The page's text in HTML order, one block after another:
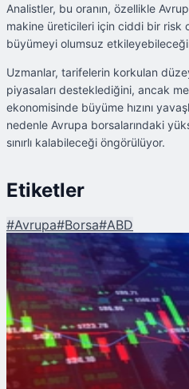
Analistler, bu oranın, özellikle
makine üreticileri için ciddi bir risk
büyümeyi olumsuz
Uzmanlar, tarifelerin korkulan
piyasaları desteklediğini, ancak
ekonomisinde büyüme hızını
nedenle Avrupa borsalarındaki
sınırlı kalabileceği öngörülüyor.
Etiketler
#Avrupa#Borsa#ABD
Şu An Okunan
ABD-AB Tarife Anlaşması Avrupa